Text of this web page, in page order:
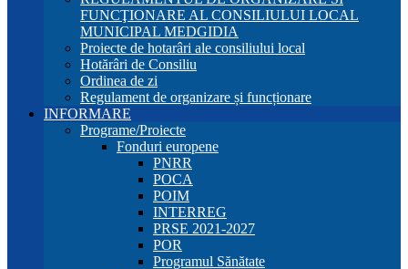
FUNCŢIONARE AL CONSILIULUI LOCAL
MUNICIPAL MEDGIDIA
Proiecte de hotarâri ale consiliului local
Hotărâri de Consiliu
Ordinea de zi
Regulament de organizare și funcționare
INFORMARE
Programe/Proiecte
Fonduri europene
PNRR
POCA
POIM
INTERREG
PRSE 2021-2027
POR
Programul Sănătate